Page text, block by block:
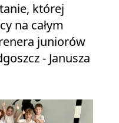
której
na całym
juniorów
- Janusza